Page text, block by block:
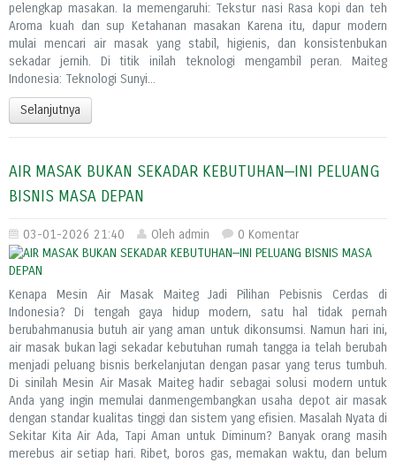
pelengkap masakan. Ia memengaruhi: Tekstur nasi Rasa kopi dan teh
Aroma kuah dan sup Ketahanan masakan Karena itu, dapur modern
mulai mencari air masak yang stabil, higienis, dan konsistenbukan
sekadar jernih. Di titik inilah teknologi mengambil peran. Maiteg
Indonesia: Teknologi Sunyi...
Selanjutnya
AIR MASAK BUKAN SEKADAR KEBUTUHAN—INI PELUANG
BISNIS MASA DEPAN
03-01-2026 21:40 Oleh admin 0 Komentar
Kenapa Mesin Air Masak Maiteg Jadi Pilihan Pebisnis Cerdas di
Indonesia? Di tengah gaya hidup modern, satu hal tidak pernah
berubahmanusia butuh air yang aman untuk dikonsumsi. Namun hari ini,
air masak bukan lagi sekadar kebutuhan rumah tangga ia telah berubah
menjadi peluang bisnis berkelanjutan dengan pasar yang terus tumbuh.
Di sinilah Mesin Air Masak Maiteg hadir sebagai solusi modern untuk
Anda yang ingin memulai danmengembangkan usaha depot air masak
dengan standar kualitas tinggi dan sistem yang efisien. Masalah Nyata di
Sekitar Kita Air Ada, Tapi Aman untuk Diminum? Banyak orang masih
merebus air setiap hari. Ribet, boros gas, memakan waktu, dan belum